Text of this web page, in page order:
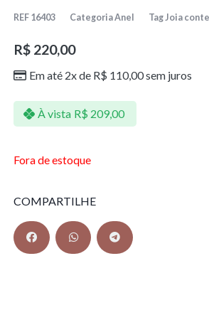
REF 16403 CategoriaAnel Tag Joia
R$220,00
Em até 2x de R$ 110,00sem juros
À vista R$ 209,00
Fora de estoque
COMPARTILHE